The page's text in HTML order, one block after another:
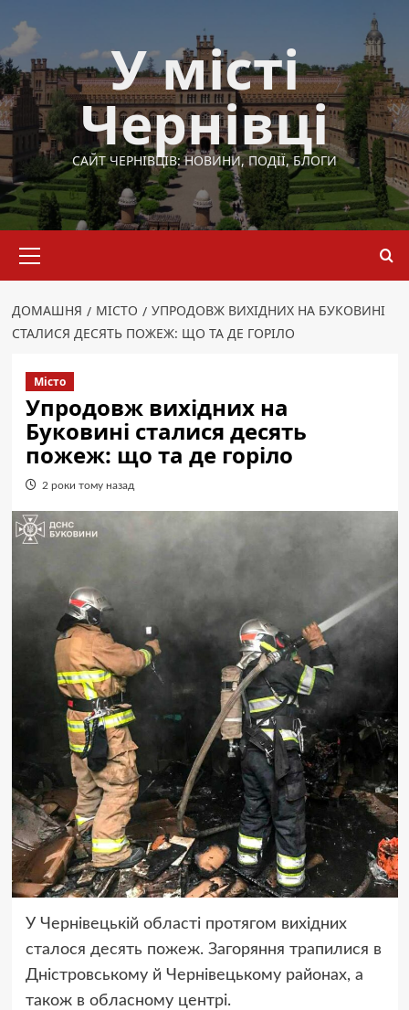
до
вмісту
У місті
Чернівці
САЙТ ЧЕРНІВЦІВ: НОВИНИ, ПОДІЇ, БЛОГИ
меню
ДОМАШНЯ МІСТО
УПРОДОВЖ ВИХІДНИХ НА БУКОВИНІ
СТАЛИСЯ ДЕСЯТЬ ПОЖЕЖ: ЩО ТА ДЕ ГОРІЛО
Місто
Упродовж вихідних на
Буковині сталися десять
пожеж: що та де горіло
2 роки тому назад
У Чернівецькій області протягом вихідних
сталося десять пожеж. Загоряння трапилися в
Дністровському й Чернівецькому районах, а
також в обласному центрі.